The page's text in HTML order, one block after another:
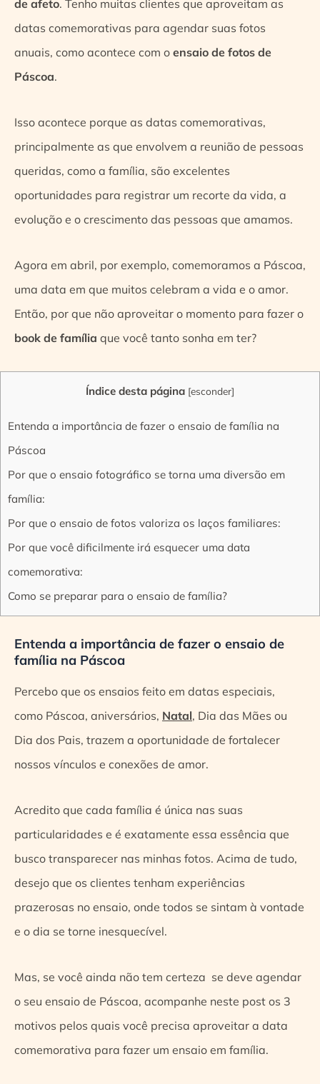
de afeto. Tenho muitas clientes que aproveitam as
datas comemorativas para agendar suas fotos
anuais, como acontece com o ensaio de fotos de
Páscoa.
Isso acontece porque as datas comemorativas,
principalmente as que envolvem a reunião de pessoas
queridas, como a família, são excelentes
oportunidades para registrar um recorte da vida, a
evolução e o crescimento das pessoas que amamos.
Agora em abril, por exemplo, comemoramos a Páscoa,
uma data em que muitos celebram a vida e o amor.
Então, por que não aproveitar o momento para fazer o
book de família que você tanto sonha em ter?
Índice desta página [esconder]
Entenda a importância de fazer o ensaio de família na
Páscoa
Por que o ensaio fotográfico se torna uma diversão em
família:
Por que o ensaio de fotos valoriza os laços familiares:
Por que você dificilmente irá esquecer uma data
comemorativa:
Como se preparar para o ensaio de família?
Entenda a importância de fazer o ensaio de
família na Páscoa
Percebo que os ensaios feito em datas especiais,
como Páscoa, aniversários, Natal, Dia das Mães ou
Dia dos Pais, trazem a oportunidade de fortalecer
nossos vínculos e conexões de amor.
Acredito que cada família é única nas suas
particularidades e é exatamente essa essência que
busco transparecer nas minhas fotos. Acima de tudo,
desejo que os clientes tenham experiências
prazerosas no ensaio, onde todos se sintam à vontade
e o dia se torne inesquecível.
Mas, se você ainda não tem certeza se deve agendar
o seu ensaio de Páscoa, acompanhe neste post os 3
motivos pelos quais você precisa aproveitar a data
comemorativa para fazer um ensaio em família.